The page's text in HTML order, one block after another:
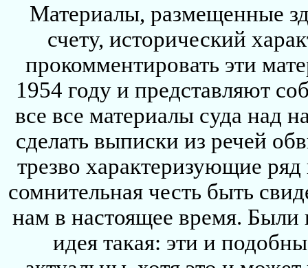
Материалы, размещенные
счету, исторический
прокомментировать эти
1954 году и представляют
все все материалы суда над
сделать выписки из речей
трезво характеризующие
сомнительная честь быть
нам в настоящее время. Были
идея такая: эти и